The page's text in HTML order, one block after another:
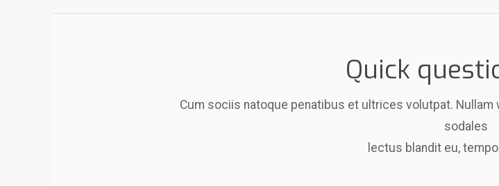
Quick
Cum sociis natoque penatibus et ultrices volutpat.
sodales
lectus blandit eu,